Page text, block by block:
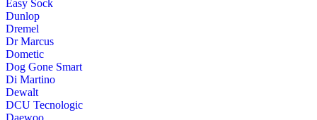
Easy Sock
Dunlop
Dremel
Dr Marcus
Dometic
Dog Gone Smart
Di Martino
Dewalt
DCU Tecnologic